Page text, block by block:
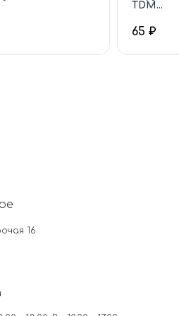
TDM...
65 ₽
16